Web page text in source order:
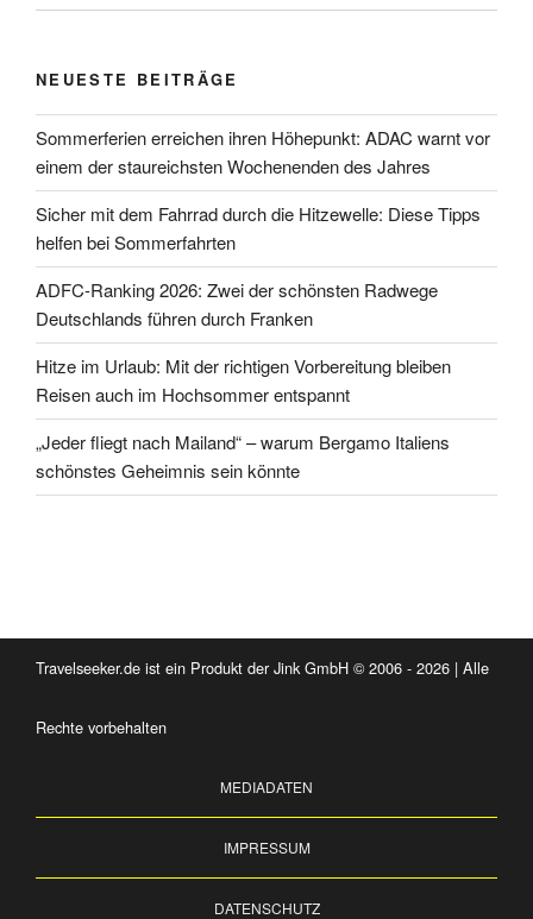
NEUESTE BEITRÄGE
Sommerferien erreichen ihren Höhepunkt: ADAC warnt vor
einem der staureichsten Wochenenden des Jahres
Sicher mit dem Fahrrad durch die Hitzewelle: Diese Tipps
helfen bei Sommerfahrten
ADFC-Ranking 2026: Zwei der schönsten Radwege
Deutschlands führen durch Franken
Hitze im Urlaub: Mit der richtigen Vorbereitung bleiben
Reisen auch im Hochsommer entspannt
„Jeder fliegt nach Mailand“ – warum Bergamo Italiens
schönstes Geheimnis sein könnte
Travelseeker.de ist ein Produkt der Jink GmbH © 2006 - 2026 | Alle
Rechte vorbehalten
MEDIADATEN
IMPRESSUM
DATENSCHUTZ